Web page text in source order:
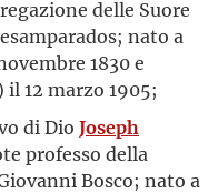
delle Suore
nato a
1830 e
il 12 marzo 1905;
di Dio Joseph
professo della
Bosco; nato a